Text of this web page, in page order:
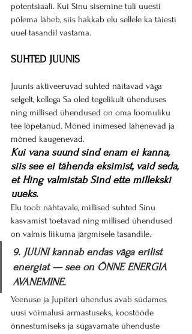
potentsiaali. Kui Sinu sisemine tuli uuesti
põlema läheb, siis hakkab elu sellele ka täiesti
uuel tasandil vastama.
SUHTED JUUNIS
Juunis aktiveeruvad suhted näitavad väga
selgelt, kellega Sa oled tegelikult ühenduses
ning millised ühendused on oma loomuliku
tee lõpetanud. Mõned inimesed lähenevad ja
mõned kaugenevad.
Kui vana suund sind enam ei kanna,
siis see ei tähenda eksimist, vaid seda,
et Hing valmistab Sind ette millekski
uueks.
Elu toob nähtavale, millised suhted Sinu
kasvamist toetavad ning millised ühendused
on valmis liikuma järgmisele tasandile.
9. JUUNI kannab endas väga erilist
energiat — see on ÕNNE ENERGIA
AVANEMINE.
Veenuse ja Jupiteri ühendus avab südames
uusi võimalusi armastuseks, koostööde
õnnestumiseks ja sügavamate ühenduste